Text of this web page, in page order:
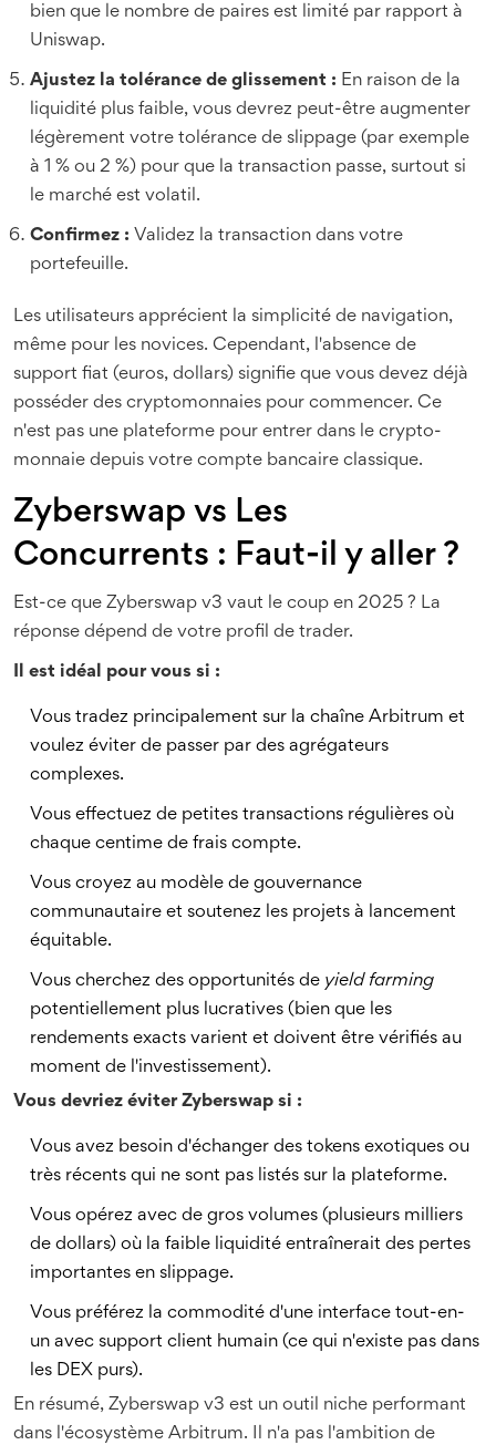
bien que le nombre de paires est limité par rapport à
Uniswap.
Ajustez la tolérance de glissement : En raison de la
liquidité plus faible, vous devrez peut-être augmenter
légèrement votre tolérance de slippage (par exemple
à 1 % ou 2 %) pour que la transaction passe, surtout si
le marché est volatil.
Confirmez : Validez la transaction dans votre
portefeuille.
Les utilisateurs apprécient la simplicité de navigation,
même pour les novices. Cependant, l'absence de
support fiat (euros, dollars) signifie que vous devez déjà
posséder des cryptomonnaies pour commencer. Ce
n'est pas une plateforme pour entrer dans le crypto-
monnaie depuis votre compte bancaire classique.
Zyberswap vs Les
Concurrents : Faut-il y aller ?
Est-ce que Zyberswap v3 vaut le coup en 2025 ? La
réponse dépend de votre profil de trader.
Il est idéal pour vous si :
Vous tradez principalement sur la chaîne Arbitrum et
voulez éviter de passer par des agrégateurs
complexes.
Vous effectuez de petites transactions régulières où
chaque centime de frais compte.
Vous croyez au modèle de gouvernance
communautaire et soutenez les projets à lancement
équitable.
Vous cherchez des opportunités de yield farming
potentiellement plus lucratives (bien que les
rendements exacts varient et doivent être vérifiés au
moment de l'investissement).
Vous devriez éviter Zyberswap si :
Vous avez besoin d'échanger des tokens exotiques ou
très récents qui ne sont pas listés sur la plateforme.
Vous opérez avec de gros volumes (plusieurs milliers
de dollars) où la faible liquidité entraînerait des pertes
importantes en slippage.
Vous préférez la commodité d'une interface tout-en-
un avec support client humain (ce qui n'existe pas dans
les DEX purs).
En résumé, Zyberswap v3 est un outil niche performant
dans l'écosystème Arbitrum. Il n'a pas l'ambition de